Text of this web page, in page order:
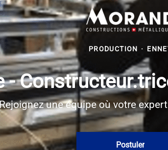
PRODUCTION ·
-
une équipe où votre
Postuler